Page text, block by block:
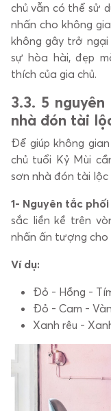
chủ vẫn có thể sử
nhấn cho không
không gây trở
sự hòa hài, đẹp
thích của gia chủ.
3.3. 5
nhà đón tài
Để giúp không
chủ tuổi Kỷ Mùi
sơn nhà đón tài
1- Nguyên tắc
sắc liền kề trên
nhấn ấn tượng cho
Ví dụ:
Đỏ - Hồng -
Đỏ - Cam -
Xanh rêu -